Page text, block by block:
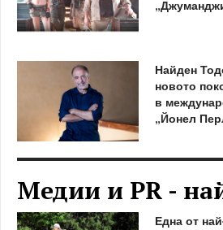
Найден
новото
в
„Йонел
Медии и PR -
Една от